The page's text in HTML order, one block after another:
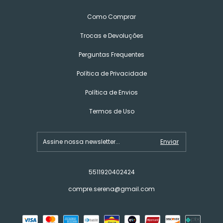
Como Comprar
Trocas e Devoluções
Perguntas Frequentes
Política de Privacidade
Política de Envios
Termos de Uso
5511920402424
compre.serena@gmail.com